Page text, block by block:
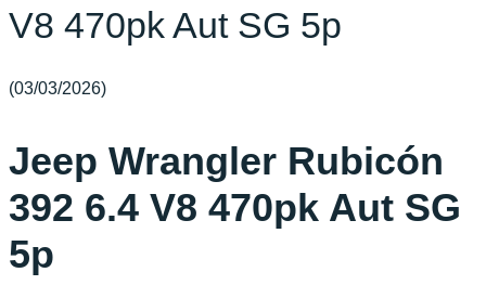
V8 470pk Aut SG 5p
(03/03/2026)
Jeep Wrangler Rubicón
392 6.4 V8 470pk Aut SG
5p